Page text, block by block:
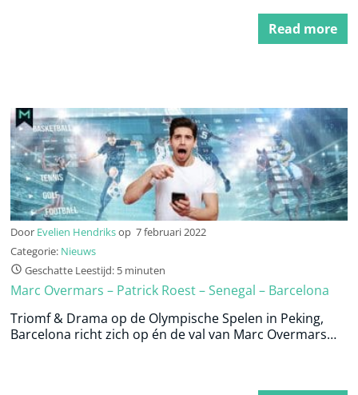
Read more
Door Evelien Hendriksop 7 februari 2022
Categorie: Nieuws
Geschatte Leestijd: 5 minuten
Marc Overmars – Patrick Roest – Senegal – Barcelona
Triomf & Drama op de Olympische Spelen in Peking,
Barcelona richt zich op én de val van Marc Overmars…